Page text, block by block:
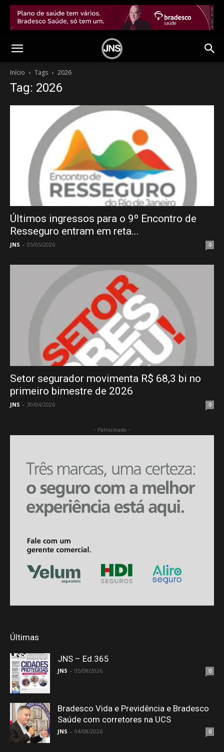
Início Tags 2026
Tag: 2026
Últimos ingressos para o 9º Encontro de
Resseguro entram em reta...
JNS - 05/05/2026 0
Setor segurador movimenta R$ 68,3 bi no
primeiro bimestre de 2026
JNS - 30/04/2026 0
- Patrocinado -
Últimas
JNS – Ed.365
JNS - 05/08/2026 0
Bradesco Vida e Previdência e Bradesco
Saúde com corretores na UCS
JNS - 04/08/2026 0